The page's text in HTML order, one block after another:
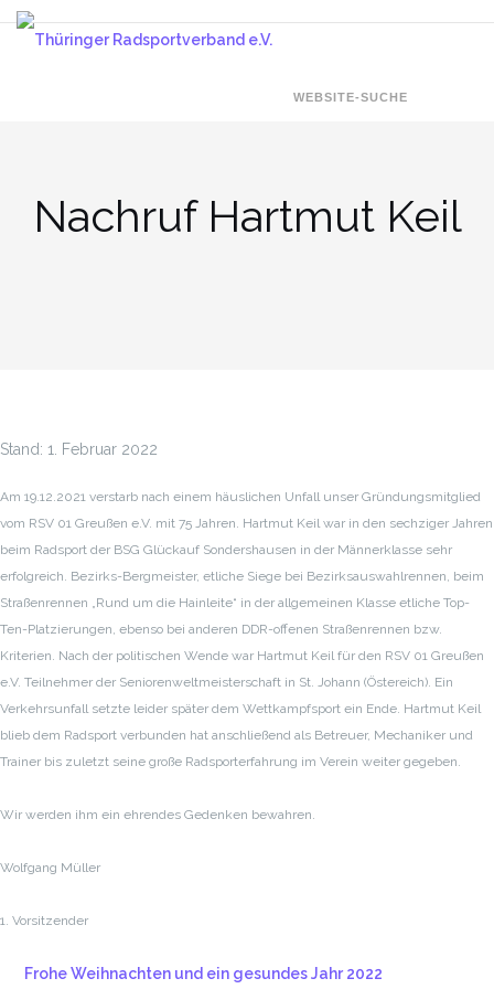
Zum
Inhalt
WEBSITE-SUCHE
Nachruf Hartmut Keil
Stand: 1. Februar 2022
Am 19.12.2021 verstarb nach einem häuslichen Unfall unser Gründungsmitglied
vom RSV 01 Greußen e.V. mit 75 Jahren. Hartmut Keil war in den sechziger Jahren
beim Radsport der BSG Glückauf Sondershausen in der Männerklasse sehr
erfolgreich. Bezirks-Bergmeister, etliche Siege bei Bezirksauswahlrennen, beim
Straßenrennen „Rund um die Hainleite“ in der allgemeinen Klasse etliche Top-
Ten-Platzierungen, ebenso bei anderen DDR-offenen Straßenrennen bzw.
Kriterien. Nach der politischen Wende war Hartmut Keil für den RSV 01 Greußen
e.V. Teilnehmer der Seniorenweltmeisterschaft in St. Johann (Östereich). Ein
Verkehrsunfall setzte leider später dem Wettkampfsport ein Ende. Hartmut Keil
blieb dem Radsport verbunden hat anschließend als Betreuer, Mechaniker und
Trainer bis zuletzt seine große Radsporterfahrung im Verein weiter gegeben.
Wir werden ihm ein ehrendes Gedenken bewahren.
Wolfgang Müller
1. Vorsitzender
Frohe Weihnachten und ein gesundes Jahr 2022